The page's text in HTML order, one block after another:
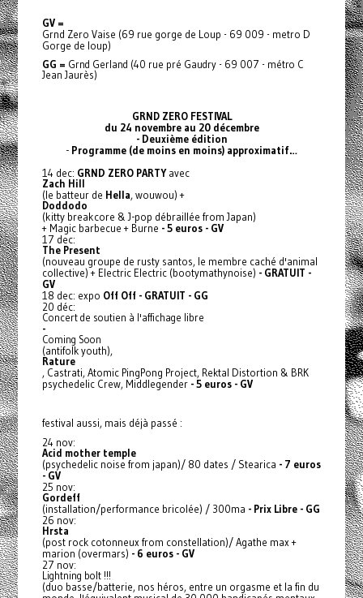
GV =
Grnd Zero Vaise (69 rue gorge de Loup - 69 009 - metro D
Gorge de loup)
GG = Grnd Gerland (40 rue pré Gaudry - 69 007 - métro C
Jean Jaurès)
GRND ZERO FESTIVAL
du 24 novembre au 20 décembre
- Deuxième édition
- Programme (de moins en moins) approximatif…
14 dec: GRND ZERO PARTYavec
Zach Hill
(le batteur de Hella, wouwou) +
Doddodo
(kitty breakcore & J-pop débraillée from Japan)
+ Magic barbecue + Burne - 5 euros - GV
17 dec:
The Present
(nouveau groupe de rusty santos, le membre caché d'animal
collective) + Electric Electric (bootymathynoise) - GRATUIT -
GV
18 dec: expo Off Off - GRATUIT - GG
20 déc:
Concert de soutien à l'affichage libre
-
Coming Soon
(antifolk youth),
Rature
, Castrati, Atomic PingPong Project, Rektal Distortion & BRK
psychedelic Crew, Middlegender- 5 euros - GV
festival aussi, mais déjà passé :
24 nov:
Acid mother temple
(psychedelic noise from japan)/ 80 dates / Stearica - 7 euros
- GV
25 nov:
Gordeff
(installation/performance bricolée) / 300ma - Prix Libre - GG
26 nov:
Hrsta
(post rock cotonneux from constellation)/ Agathe max +
marion (overmars) - 6 euros - GV
27 nov:
Lightning bolt !!!
(duo basse/batterie, nos héros, entre un orgasme et la fin du